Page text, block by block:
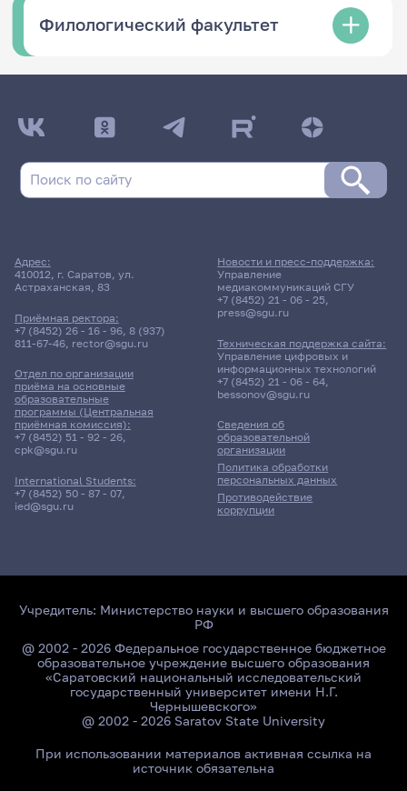
Филологический факультет
Адрес:
410012, г. Саратов, ул.
Астраханская, 83
Приёмная ректора:
+7 (8452) 26 - 16 - 96, 8 (937)
811-67-46, rector@sgu.ru
Отдел по организации
приёма на основные
образовательные
программы (Центральная
приёмная комиссия):
+7 (8452) 51 - 92 - 26,
cpk@sgu.ru
International Students:
+7 (8452) 50 - 87 - 07,
ied@sgu.ru
Сведения об
образовательной
организации
Политика обработки
персональных данных
Противодействие
коррупции
Новости и пресс-поддержка:
Управление
медиакоммуникаций СГУ
+7 (8452) 21 - 06 - 25,
press@sgu.ru
Техническая поддержка сайта:
Управление цифровых и
информационных технологий
+7 (8452) 21 - 06 - 64,
bessonov@sgu.ru
Учредитель: Министерство науки и высшего образования
РФ
@ 2002 - 2026 Федеральное государственное бюджетное
образовательное учреждение высшего образования
«Саратовский национальный исследовательский
государственный университет имени Н.Г.
Чернышевского»
@ 2002 - 2026 Saratov State University
При использовании материалов активная ссылка на
источник обязательна